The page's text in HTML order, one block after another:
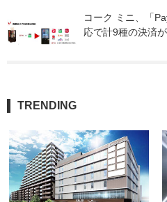
コーク ミニ、「
応で計9種の決済
TRENDING